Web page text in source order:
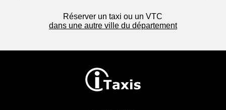
Réserver un taxi ou un VTC
dans une autre ville du département